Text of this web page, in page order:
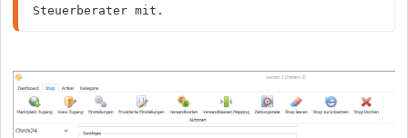
Steuerberater mit.